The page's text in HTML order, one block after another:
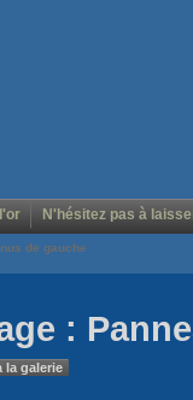
N'hésitez pas à
de gauche
:
la galerie